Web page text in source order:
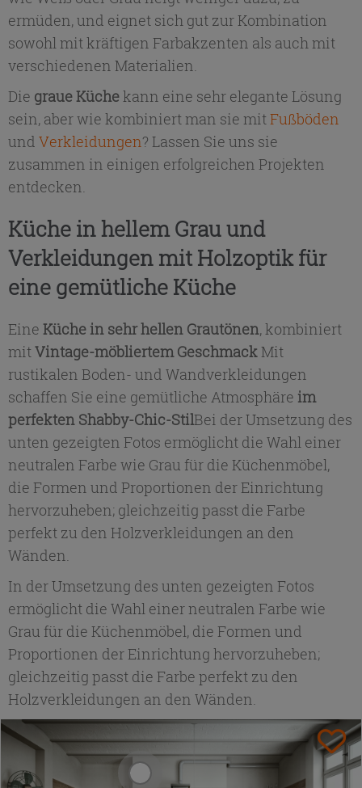
ermüden, und eignet sich gut zur Kombination
sowohl mit kräftigen Farbakzenten als auch mit
verschiedenen Materialien.
Die graue Küchekann eine sehr elegante Lösung
sein, aber wie kombiniert man sie mitFußböden
und Verkleidungen? Lassen Sie uns sie
zusammen in einigen erfolgreichen Projekten
entdecken.
Küche in hellem Grau und
Verkleidungen mit Holzoptik für
eine gemütliche Küche
Eine Küche in sehr hellen Grautönen, kombiniert
mitVintage-möbliertem GeschmackMit
rustikalen Boden- und Wandverkleidungen
schaffen Sie eine gemütliche Atmosphäre im
perfekten Shabby-Chic-StilBei der Umsetzung des
unten gezeigten Fotos ermöglicht die Wahl einer
neutralen Farbe wie Grau für die Küchenmöbel,
die Formen und Proportionen der Einrichtung
hervorzuheben; gleichzeitig passt die Farbe
perfekt zu den Holzverkleidungen an den
Wänden.
In der Umsetzung des unten gezeigten Fotos
ermöglicht die Wahl einer neutralen Farbe wie
Grau für die Küchenmöbel, die Formen und
Proportionen der Einrichtung hervorzuheben;
gleichzeitig passt die Farbe perfekt zu den
Holzverkleidungen an den Wänden.